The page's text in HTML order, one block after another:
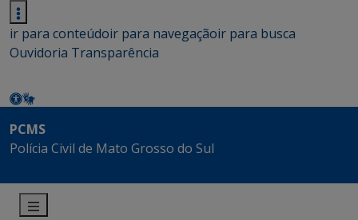
ir para conteúdoir para navegaçãoir para busca
Ouvidoria Transparência
PCMS
Polícia Civil de Mato Grosso do Sul